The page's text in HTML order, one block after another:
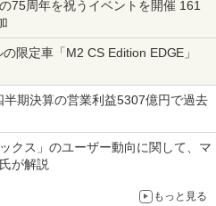
75周年を祝うイベントを開催 161
限定車「M2 CS Edition EDGE」
期決算の営業利益5307億円で過去
クス」のユーザー動向に関して、マ
が解説
もっと見る